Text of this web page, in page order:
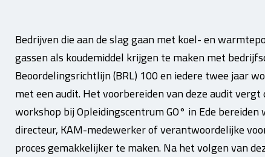
Bedrijven die aan de slag gaan met koel- en
gassen als koudemiddel krijgen te maken met
Beoordelingsrichtlijn (BRL) 100 en iedere twee jaar
met een audit. Het voorbereiden van deze audit
workshop bij Opleidingscentrum GO° in Ede
directeur, KAM-medewerker of verantwoordelijke
proces gemakkelijker te maken. Na het volgen van